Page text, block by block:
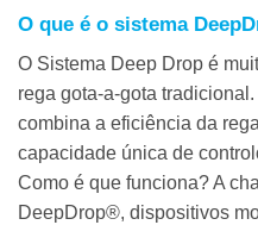
O que é o sistema
O Sistema Deep Drop é
rega gota-a-gota
combina a eficiência da
capacidade única de
Como é que funciona? A
DeepDrop®, dispositivos